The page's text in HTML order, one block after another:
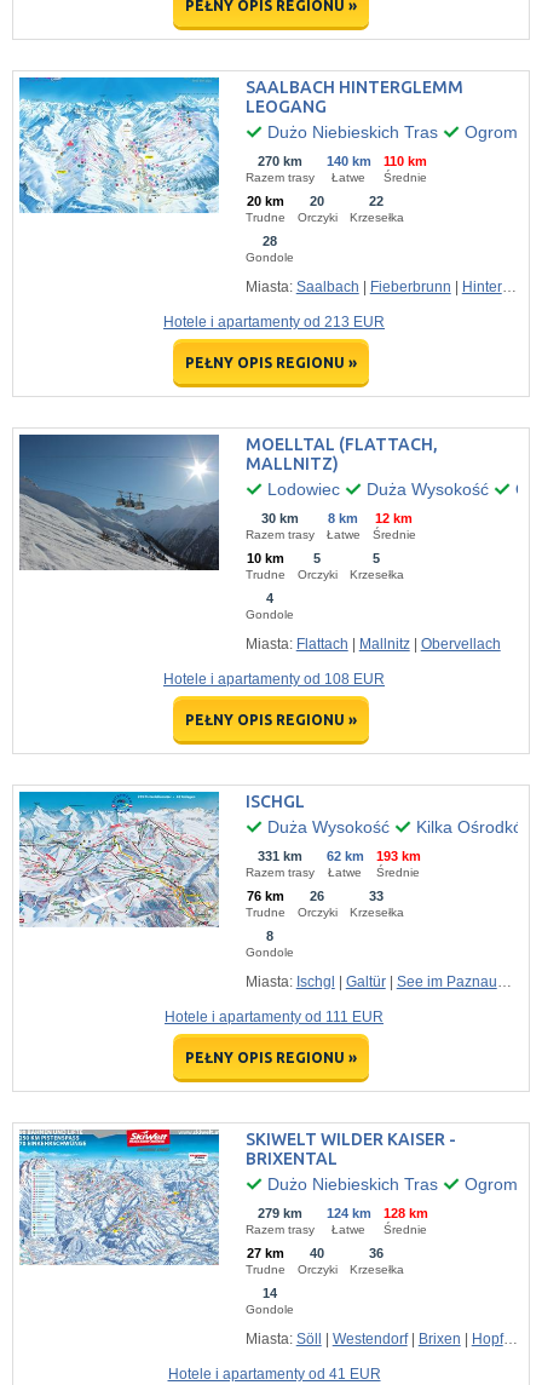
PEŁNY OPIS REGIONU »
SAALBACH HINTERGLEMM
LEOGANG
Dużo Niebieskich Tras
Ogromny
270 km
Razem trasy
140 km
Łatwe
110 km
Średnie
20 km
Trudne
20
Orczyki
22
Krzesełka
28
Gondole
Miasta: Saalbach Fieberbrunn Hinterglemm
Hotele i apartamenty od 213 EUR
PEŁNY OPIS REGIONU »
MOELLTAL (FLATTACH,
MALLNITZ)
Lodowiec
Duża Wysokość
30 km
Razem trasy
8 km
Łatwe
12 km
Średnie
10 km
Trudne
5
Orczyki
5
Krzesełka
4
Gondole
Miasta: Flattach Mallnitz| Obervellach
Hotele i apartamenty od 108 EUR
PEŁNY OPIS REGIONU »
ISCHGL
Duża Wysokość
Kilka Ośrodków
331 km
Razem trasy
62 km
Łatwe
193 km
Średnie
76 km
Trudne
26
Orczyki
33
Krzesełka
8
Gondole
Miasta: Ischgl Galtür| See im Paznauntal
Hotele i apartamenty od 111 EUR
PEŁNY OPIS REGIONU »
SKIWELT WILDER KAISER -
BRIXENTAL
Dużo Niebieskich Tras
Ogromny
279 km
Razem trasy
124 km
Łatwe
128 km
Średnie
27 km
Trudne
40
Orczyki
36
Krzesełka
14
Gondole
Miasta: Söll Westendorf| Brixen Hopfgarten
Hotele i apartamenty od 41 EUR